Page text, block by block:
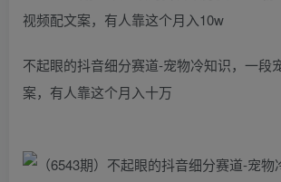
不起眼的抖音细分赛道-宠物冷知识，一段
案，有人靠这个月入十万